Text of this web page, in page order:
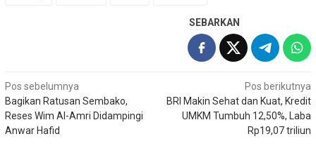
SEBARKAN
Navigasi
pos
Pos sebelumnya
Bagikan Ratusan Sembako,
Reses Wim Al-Amri Didampingi
Anwar Hafid
Pos berikutnya
BRI Makin Sehat dan Kuat, Kredit
UMKM Tumbuh 12,50%, Laba
Rp19,07 triliun